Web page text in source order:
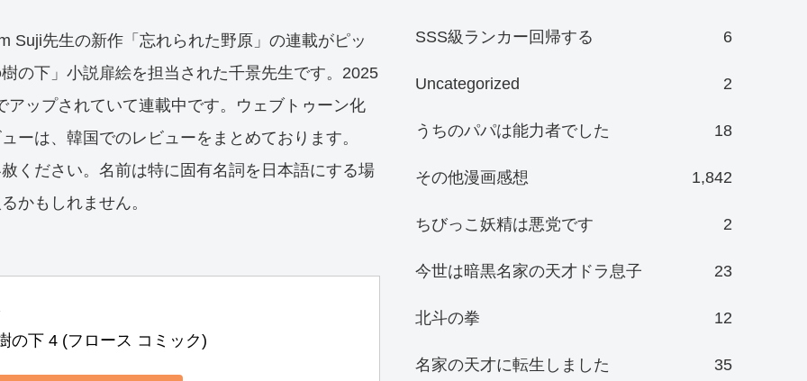
Suji先生の新作「忘れられた野原」の連載がピッ
の下」小説扉絵を担当された千景先生です。2025
ップされていて連載中です。ウェブトゥーン化
ーは、韓国でのレビューをまとめております。
ください。名前は特に固有名詞を日本語にする場
かもしれません。
の下 4 (フロース コミック)
SSS級ランカー回帰する 6
Uncategorized 2
うちのパパは能力者でした 18
その他漫画感想 1,842
ちびっこ妖精は悪党です 2
今世は暗黒名家の天才ドラ息子 23
北斗の拳 12
名家の天才に転生しました 35